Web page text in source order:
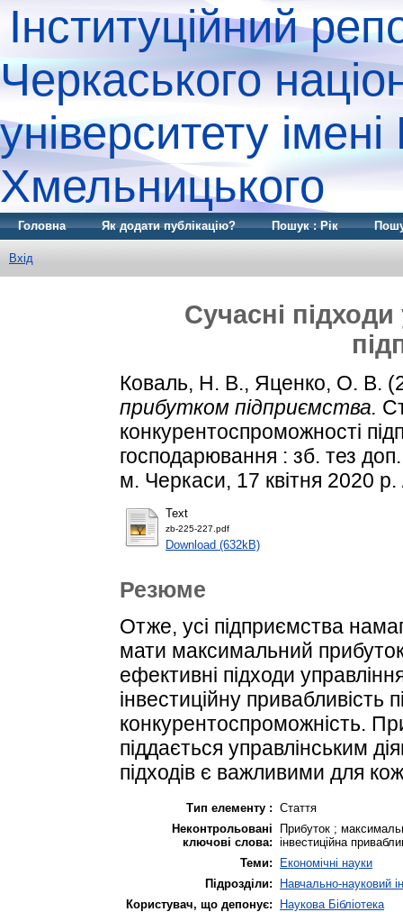
Інституційний
Черкаського
університету
Хмельницького
Головна Як додати публікацію? Пошук : Рік
Вхід
Сучасні
Коваль, Н. В., Яценко, О. В.
прибутком підприємства.
конкурентоспроможності
господарювання : зб. тез
м. Черкаси, 17 квітня 2020
Text
zb-225-227.pdf
Download (632kB)
Резюме
Отже, усі підприємства
мати максимальний
ефективні підходи
інвестиційну привабливість
конкурентоспроможність.
піддається управлінським
підходів є важливими для
Тип елементу : Стаття
Неконтрольовані
ключові слова:
Прибуток ;
інвестиційна
Теми:
Економічні науки
Підрозділи:
Навчально-науковий
Користувач, що депонує:
Наукова Бібліотека